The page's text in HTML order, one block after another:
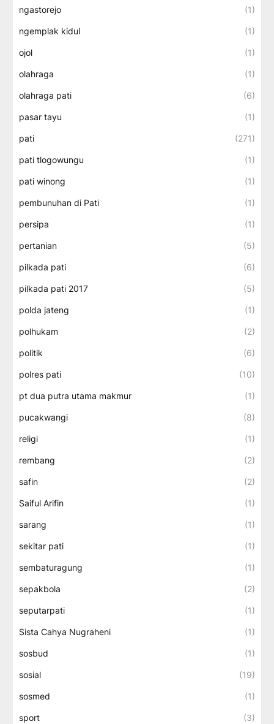
ngastorejo (1)
ngemplak kidul (1)
ojol (1)
olahraga (1)
olahraga pati (6)
pasar tayu (1)
pati (271)
pati tlogowungu (1)
pati winong (1)
pembunuhan di Pati (1)
persipa (1)
pertanian (5)
pilkada pati (6)
pilkada pati 2017 (5)
polda jateng (1)
polhukam (2)
politik (6)
polres pati (10)
pt dua putra utama makmur (1)
pucakwangi (8)
religi (1)
rembang (2)
safin (2)
Saiful Arifin (1)
sarang (1)
sekitar pati (1)
sembaturagung (1)
sepakbola (2)
seputarpati (1)
Sista Cahya Nugraheni (1)
sosbud (1)
sosial (19)
sosmed (1)
sport (3)